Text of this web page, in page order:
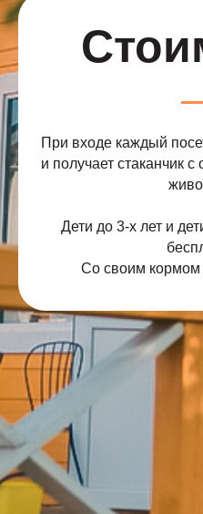
При входе каждый
и получает стаканчик
Дети до 3-х лет и
Со своим кормом